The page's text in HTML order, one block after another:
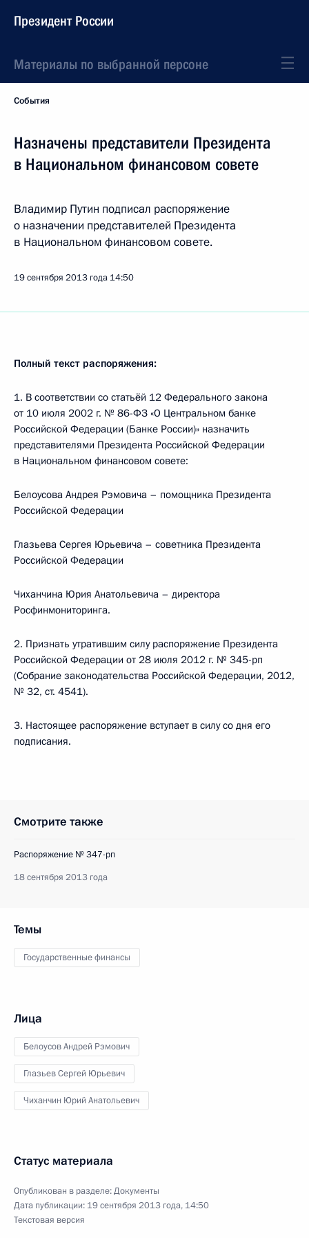
Президент России
Материалы по выбранной персоне
События
Назначены представители Президента
в Национальном финансовом совете
Владимир Путин подписал распоряжение
о назначении представителей Президента
в Национальном финансовом совете.
19 сентября 2013 года 14:50
Полный текст распоряжения:
1. В соответствии со статьёй 12 Федерального закона
от 10 июля 2002 г. № 86-ФЗ «О Центральном банке
Российской Федерации (Банке России)» назначить
представителями Президента Российской Федерации
в Национальном финансовом совете:
Белоусова Андрея Рэмовича – помощника Президента
Российской Федерации
Глазьева Сергея Юрьевича – советника Президента
Российской Федерации
Чиханчина Юрия Анатольевича – директора
Росфинмониторинга.
2. Признать утратившим силу распоряжение Президента
Российской Федерации от 28 июля 2012 г. № 345-рп
(Собрание законодательства Российской Федерации, 2012,
№ 32, ст. 4541).
3. Настоящее распоряжение вступает в силу со дня его
подписания.
Смотрите также
Распоряжение № 347-рп
18 сентября 2013 года
Темы
Государственные финансы
Лица
Белоусов Андрей Рэмович
Глазьев Сергей Юрьевич
Чиханчин Юрий Анатольевич
Статус материала
Опубликован в разделе:Документы
Дата публикации: 19 сентября 2013 года, 14:50
Текстовая версия